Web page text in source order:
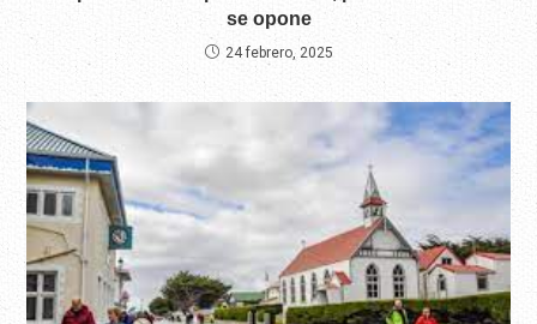
se opone
24 febrero, 2025